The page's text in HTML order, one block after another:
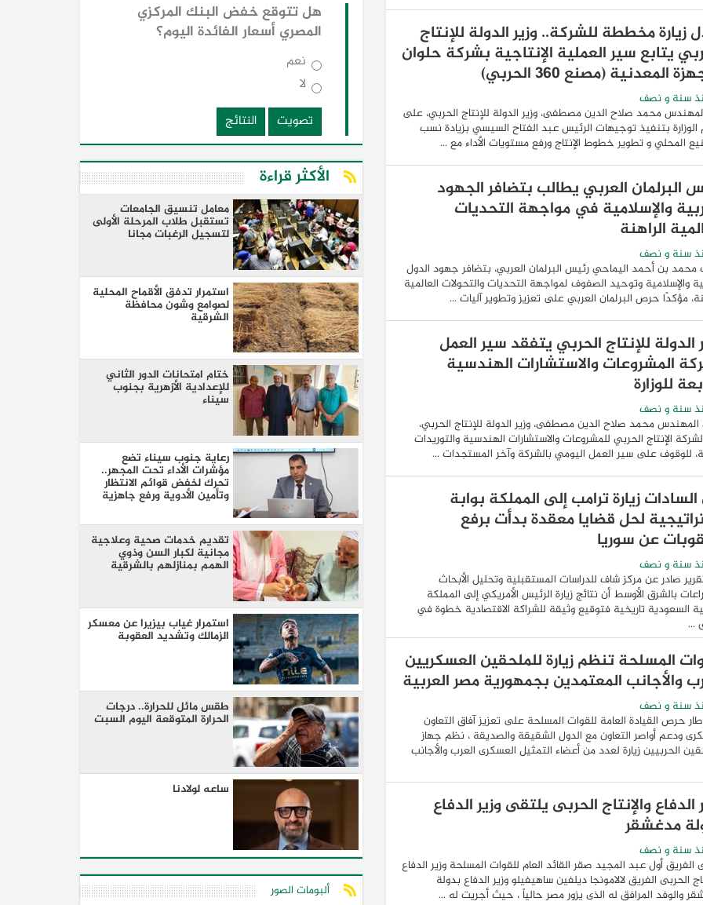
زيارة مخططة للشركة.. وزير الدولة للإنتاج
يتابع سير العملية الإنتاجية بشركة حلوان
المعدنية (مصنع 360 الحربي)
سنة و نصف
محمد صلاح الدين مصطفى، وزير الدولة للإنتاج الحربي، على
الوزارة بتنفيذ توجيهات الرئيس عبد الفتاح السيسي بزيادة نسب
المحلي و تطوير خطوط الإنتاج ورفع مستويات الأداء مع ...
البرلمان العربي يطالب بتضافر الجهود
والإسلامية في مواجهة التحديات
الراهنة
سنة و نصف
محمد بن أحمد اليماحي رئيس البرلمان العربي، بتضافر جهود الدول
والإسلامية وتوحيد الصفوف لمواجهة التحديات والتحولات العالمية
مؤكدًا حرص البرلمان العربي على تعزيز وتطوير آليات ...
الدولة للإنتاج الحربي يتفقد سير العمل
المشروعات والاستشارات الهندسية
للوزارة
سنة و نصف
محمد صلاح الدين مصطفى، وزير الدولة للإنتاج الحربي،
لشركة الإنتاج الحربي للمشروعات والاستشارات الهندسية والتوريدات
للوقوف على سير العمل اليومي بالشركة وآخر المستجدات ...
زيارة ترامب إلى المملكة بوابة
لحل قضايا معقدة بدأت برفع
عن سوريا
سنة و نصف
صادر عن مركز شاف للدراسات المستقبلية وتحليل الأبحاث
بالشرق الأوسط أن نتائج زيارة الرئيس الأمريكي إلى المملكة
السعودية تاريخية فتوقيع وثيقة للشراكة الاقتصادية خطوة في
...
المسلحة تنظم زيارة للملحقين العسكريين
والأجانب المعتمدين بجمهورية مصر العربية
سنة و نصف
حرص القيادة العامة للقوات المسلحة على تعزيز آفاق التعاون
ودعم أواصر التعاون مع الدول الشقيقة والصديقة ، نظم جهاز
الحربيين زيارة لعدد من أعضاء التمثيل العسكرى العرب والأجانب
الدفاع والإنتاج الحربى يلتقى وزير الدفاع
مدغشقر
سنة و نصف
الفريق أول عبد المجيد صقر القائد العام للقوات المسلحة وزير الدفاع
الحربى الفريق لالامونجا ديلفين ساهيفيلو وزير الدفاع بدولة
والوفد المرافق له الذى يزور مصر حالياً ، حيث أجريت له ...
هل تتوقع خفض البنك المركزي
المصري أسعار الفائدة اليوم؟
نعم
لا
تصويت
النتائج
الأكثر قراءة
معامل تنسيق الجامعات
تستقبل طلاب المرحلة الأولى
لتسجيل الرغبات مجانا
استمرار تدفق الأقماح المحلية
لصوامع وشون محافظة
الشرقية
ختام امتحانات الدور الثاني
للإعدادية الأزهرية بجنوب
سيناء
رعاية جنوب سيناء تضع
مؤشرات الأداء تحت المجهر..
تحرك لخفض قوائم الانتظار
وتأمين الأدوية ورفع جاهزية
تقديم خدمات صحية وعلاجية
مجانية لكبار السن وذوي
الهمم بمنازلهم بالشرقية
استمرار غياب بيزيرا عن معسكر
الزمالك وتشديد العقوبة
طقس مائل للحرارة.. درجات
الحرارة المتوقعة اليوم السبت
ساعه لولادنا
ألبومات الصور